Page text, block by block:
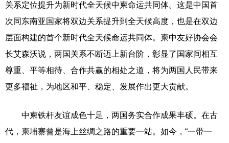
关系定位提升为新时代全天候中柬命运共同体。这是中国首
次同东南亚国家将双边关系提升到全天候高度，也是在双边
层面构建的首个新时代全天候命运共同体。柬中友好协会会
长艾森沃说，两国关系不断迈上新台阶，彰显了国家间相互
尊重、平等相待、合作共赢的相处之道，将为两国人民带来
更多福祉，为地区和平、稳定、发展作出更大贡献。
中柬铁杆友谊成色十足，两国务实合作成果丰硕。在古
代，柬埔寨曾是海上丝绸之路的重要一站。如今，“一带一